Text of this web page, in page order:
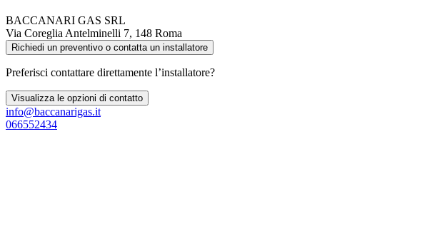
BACCANARI GAS SRL
Via Coreglia Antelminelli 7, 148 Roma
Richiedi un preventivo o contatta un installatore
Preferisci contattare direttamente l’installatore?
Visualizza le opzioni di contatto
info@baccanarigas.it
066552434